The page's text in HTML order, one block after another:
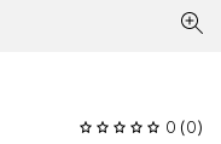
0 (0)